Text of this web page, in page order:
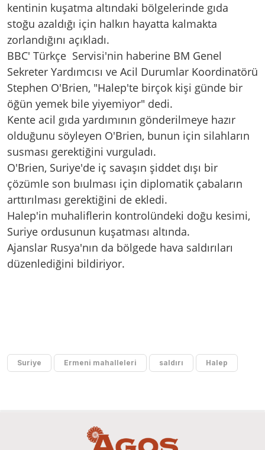
kentinin kuşatma altındaki bölgelerinde gıda
stoğu azaldığı için halkın hayatta kalmakta
zorlandığını açıkladı.
BBC' Türkçe Servisi'nin haberine BM Genel
Sekreter Yardımcısı ve Acil Durumlar Koordinatörü
Stephen O'Brien, "Halep'te birçok kişi günde bir
öğün yemek bile yiyemiyor" dedi.
Kente acil gıda yardımının gönderilmeye hazır
olduğunu söyleyen O'Brien, bunun için silahların
susması gerektiğini vurguladı.
O'Brien, Suriye'de iç savaşın şiddet dışı bir
çözümle son bıulması için diplomatik çabaların
arttırılması gerektiğini de ekledi.
Halep'in muhaliflerin kontrolündeki doğu kesimi,
Suriye ordusunun kuşatması altında.
Ajanslar Rusya'nın da bölgede hava saldırıları
düzenlediğini bildiriyor.
Suriye Ermeni mahalleleri saldırı Halep